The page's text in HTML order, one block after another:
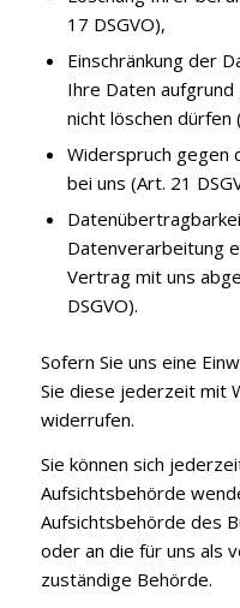
17 DSGVO),
Einschränkung der
Ihre Daten
nicht löschen dürfen
Widerspruch gegen
bei uns (Art. 21
Datenverarbeitung
Vertrag mit uns
DSGVO).
Sofern Sie uns eine
Sie diese jederzeit mit
widerrufen.
Sie können sich
Aufsichtsbehörde
Aufsichtsbehörde des
oder an die für uns als
zuständige Behörde.